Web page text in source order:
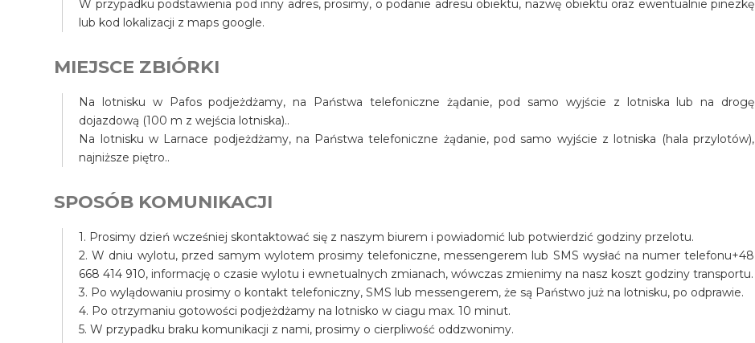
W przypadku podstawienia pod inny adres, prosimy, o podanie adresu obiektu, nazwę obiektu oraz ewentualnie pinezkę
lub kod lokalizacji z maps google.
MIEJSCE ZBIÓRKI
Na lotnisku w Pafos podjeżdżamy, na Państwa telefoniczne żądanie, pod samo wyjście z lotniska lub na drogę
dojazdową (100 m z wejścia lotniska)..
Na lotnisku w Larnace podjeżdżamy, na Państwa telefoniczne żądanie, pod samo wyjście z lotniska (hala przylotów),
najniższe piętro..
SPOSÓB KOMUNIKACJI
1. Prosimy dzień wcześniej skontaktować się z naszym biurem i powiadomić lub potwierdzić godziny przelotu.
2. W dniu wylotu, przed samym wylotem prosimy telefoniczne, messengerem lub SMS wysłać na numer telefonu+48
668 414 910, informację o czasie wylotu i ewnetualnych zmianach, wówczas zmienimy na nasz koszt godziny transportu.
3. Po wylądowaniu prosimy o kontakt telefoniczny, SMS lub messengerem, że są Państwo już na lotnisku, po odprawie.
4. Po otrzymaniu gotowości podjeżdżamy na lotnisko w ciagu max. 10 minut.
5. W przypadku braku komunikacji z nami, prosimy o cierpliwość oddzwonimy.